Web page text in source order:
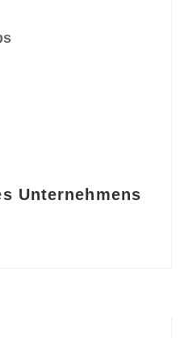
Unternehmens